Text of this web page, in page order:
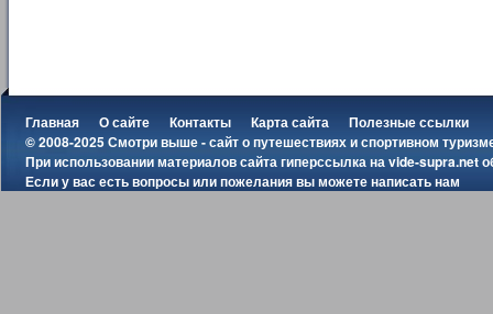
Главная О сайте Контакты Карта сайта
Полезные ссылки
© 2008-2025 Смотри выше - сайт о путешествиях и спортивном
При использовании материалов сайта гиперссылка наvide-supra.net
Если у вас есть вопросы или пожелания вы можетенаписать нам